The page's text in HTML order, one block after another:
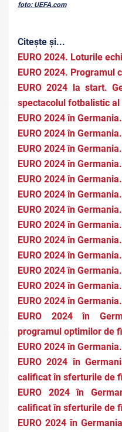
foto: UEFA.com
Citește și...
EURO 2024. Loturile
EURO 2024. Programul
EURO 2024 la start.
spectacolul fotbalistic al
EURO 2024 în
EURO 2024 în
EURO 2024 în
EURO 2024 în
EURO 2024 în
EURO 2024 în
EURO 2024 în
EURO 2024 în
EURO 2024 în
EURO 2024 în
EURO 2024 în
EURO 2024 în
EURO 2024 în
EURO 2024 în
programul optimilor de
EURO 2024 în
EURO 2024 în
calificat în sferturile de
EURO 2024 în
calificat în sferturile de
EURO 2024 în